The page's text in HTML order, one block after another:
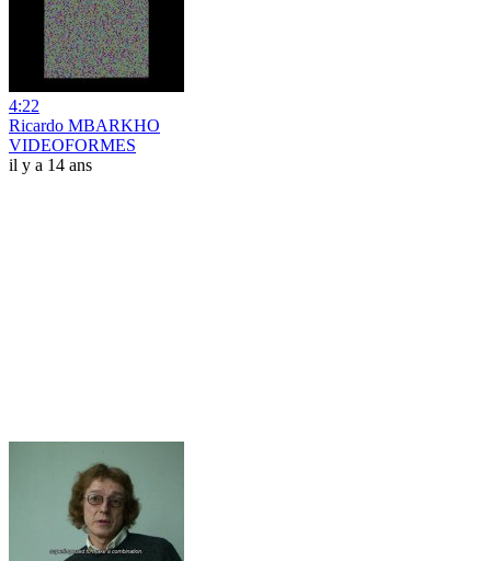
4:22
Ricardo MBARKHO
VIDEOFORMES
il y a 14 ans